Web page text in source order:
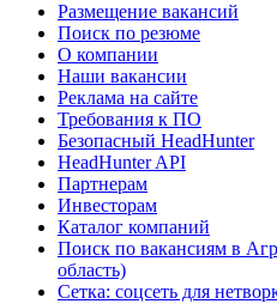
Размещение вакансий
Поиск по резюме
О компании
Наши вакансии
Реклама на сайте
Требования к ПО
Безопасный HeadHunter
HeadHunter API
Партнерам
Инвесторам
Каталог компаний
Поиск по вакансиям в
область)
Сетка: соцсеть для